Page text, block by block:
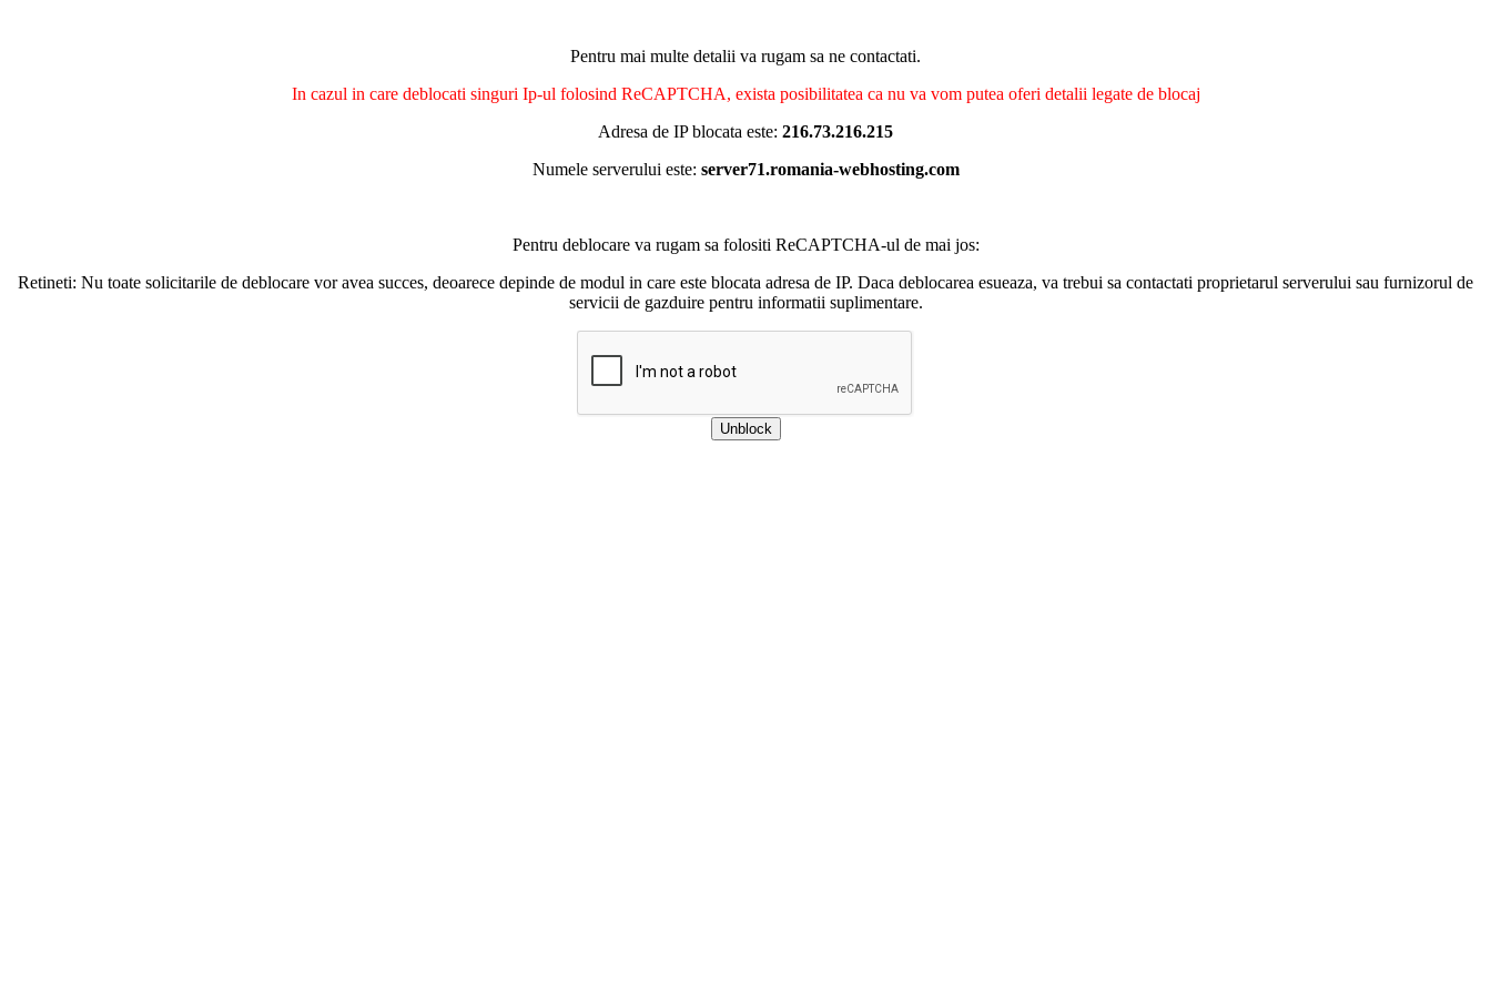
Pentru mai multe detalii va rugam sa ne contactati.
In cazul in care deblocati singuri Ip-ul folosind ReCAPTCHA, exista posibilitatea ca nu va vom putea oferi detalii legate de blocaj
Adresa de IP blocata este: 216.73.216.215
Numele serverului este: server71.romania-webhosting.com
Pentru deblocare va rugam sa folositi ReCAPTCHA-ul de mai jos:
Retineti: Nu toate solicitarile de deblocare vor avea succes, deoarece depinde de modul in care este blocata adresa de IP. Daca deblocarea esueaza, va trebui sa contactati proprietarul serverului sau furnizorul de
servicii de gazduire pentru informatii suplimentare.